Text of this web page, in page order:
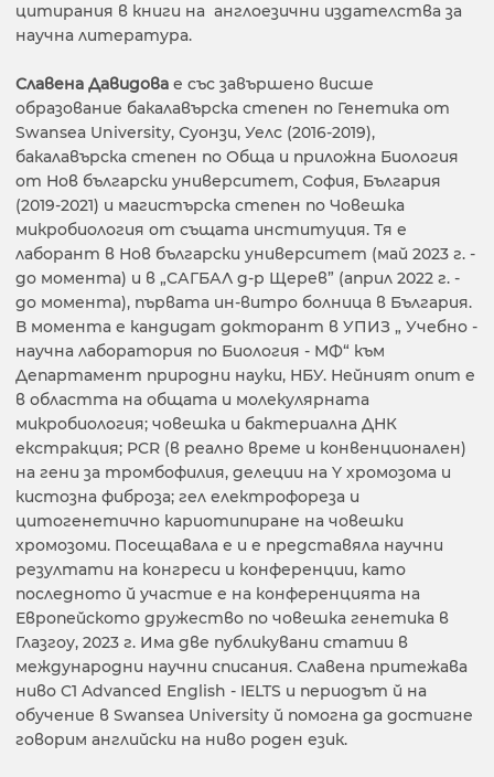
цитирания в книги на англоезични издателства за
научна литература.
Славена Давидова е със завършено висше
образование бакалавърска степен по Генетика от
Swansea University, Суонзи, Уелс (2016-2019),
бакалавърска степен по Обща и приложна Биология
от Нов български университет, София, България
(2019-2021) и магистърска степен по Човешка
микробиология от същата институция. Тя е
лаборант в Нов български университет (май 2023 г. -
до момента) и в „САГБАЛ д-р Щерев” (април 2022 г. -
до момента), първата ин-витро болница в България.
В момента е кандидат докторант в УПИЗ „ Учебно -
научна лаборатория по Биология - МФ“ към
Департамент природни науки, НБУ. Нейният опит е
в областта на общата и молекулярната
микробиология; човешка и бактериална ДНК
екстракция; PCR (в реално време и конвенционален)
на гени за тромбофилия, делеции на Y хромозома и
кистозна фиброза; гел електрофореза и
цитогенетично кариотипиране на човешки
хромозоми. Посещавала е и е представяла научни
резултати на конгреси и конференции, като
последното й участие е на конференцията на
Европейското дружество по човешка генетика в
Глазгоу, 2023 г. Има две публикувани статии в
международни научни списания. Славена притежава
ниво C1 Advanced English - IELTS и периодът й на
обучение в Swansea University й помогна да достигне
говорим английски на ниво роден език.